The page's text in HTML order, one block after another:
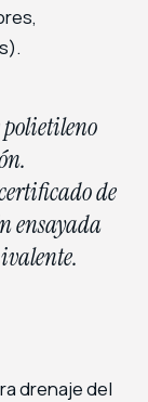
de
ensayada
drenaje del